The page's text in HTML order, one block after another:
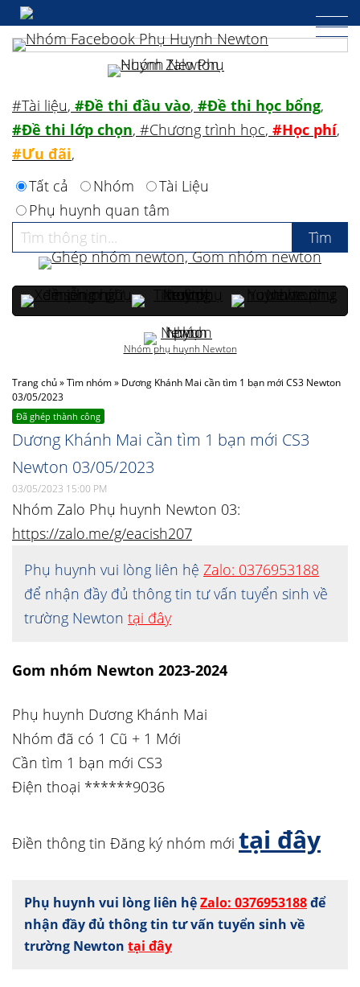
Trang chủ»Tìm nhóm» Dương Khánh Mai cần tìm 1 bạn mới CS3 Newton
03/05/2023
Đã ghép thành công
Dương Khánh Mai cần tìm 1 bạn mới CS3
Newton 03/05/2023
03/05/2023 15:00 PM
Nhóm Zalo Phụ huynh Newton 03:
https://zalo.me/g/eacish207
Phụ huynh vui lòng liên hệ Zalo: 0376953188
để nhận đầy đủ thông tin tư vấn tuyển sinh về
trường Newton tại đây
Gom nhóm Newton 2023-2024
Phụ huynh Dương Khánh Mai
Nhóm đã có 1 Cũ + 1 Mới
Cần tìm 1 bạn mới CS3
Điện thoại ******9036
Điền thông tin Đăng ký nhóm mới tại đây
Phụ huynh vui lòng liên hệZalo: 0376953188để
nhận đầy đủ thông tin tư vấn tuyển sinh về
trường Newton tại đây
#Tài liệu, #Đề thi đầu vào, #Đề thi học bổng,
#Đề thi lớp chọn, #Chương trình học, #Học phí,
#Ưu đãi,
Tất cả
Nhóm
Tài Liệu
Phụ huynh quan tâm
Nhóm phụ huynh Newton